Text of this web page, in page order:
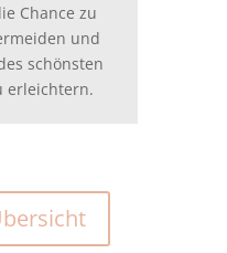
Chance zu
und
schönsten
erleichtern.